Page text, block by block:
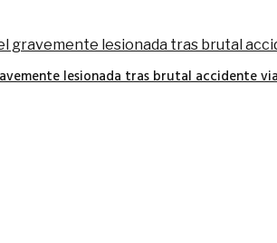
lesionada tras brutal accidente